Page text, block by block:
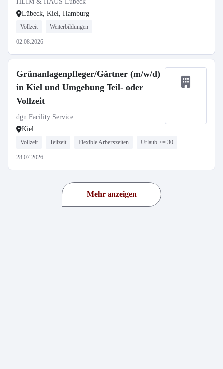
HEIM & HAUS Lübeck
Lübeck, Kiel, Hamburg
Vollzeit Weiterbildungen
02.08.2026
Grünanlagenpfleger/Gärtner (m/w/d)
in Kiel und Umgebung Teil- oder
Vollzeit
dgn Facility Service
Kiel
Vollzeit Teilzeit Flexible Arbeitszeiten Urlaub >= 30
28.07.2026
Mehr anzeigen